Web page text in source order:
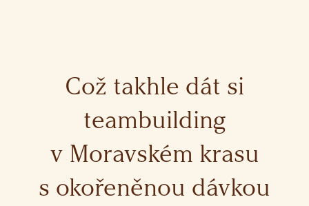
Což takhle dát si
teambuilding
v Moravském krasu
s okořeněnou dávkou